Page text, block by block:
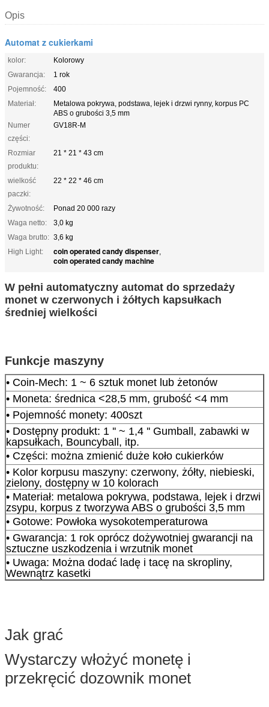
Opis
Automat z cukierkami
kolor:
Kolorowy
Gwarancja:
1 rok
Pojemność:
400
Materiał:
Metalowa pokrywa, podstawa, lejek i drzwi rynny, korpus PC
ABS o grubości 3,5 mm
Numer
części:
GV18R-M
Rozmiar
produktu:
21 * 21 * 43 cm
wielkość
paczki:
22 * 22 * ​​46 cm
Żywotność:
Ponad 20 000 razy
Waga netto:
3,0 kg
Waga brutto: 3,6 kg
High Light:
coin operated candy dispenser,
coin operated candy machine
W pełni automatyczny automat do sprzedaży
monet w czerwonych i żółtych kapsułkach
średniej wielkości
Funkcje maszyny
• Coin-Mech: 1 ~ 6 sztuk monet lub żetonów
• Moneta: średnica <28,5 mm, grubość <4 mm
• Pojemność monety: 400szt
• Dostępny produkt: 1 '' ~ 1,4 '' Gumball, zabawki w
kapsułkach, Bouncyball, itp.
• Części: można zmienić duże koło cukierków
• Kolor korpusu maszyny: czerwony, żółty, niebieski,
zielony, dostępny w 10 kolorach
• Materiał: metalowa pokrywa, podstawa, lejek i drzwi
zsypu, korpus z tworzywa ABS o grubości 3,5 mm
• Gotowe: Powłoka wysokotemperaturowa
• Gwarancja: 1 rok oprócz dożywotniej gwarancji na
sztuczne uszkodzenia i wrzutnik monet
• Uwaga: Można dodać ladę i tacę na skropliny,
Wewnątrz kasetki
Jak grać
Wystarczy włożyć monetę i
przekręcić dozownik monet